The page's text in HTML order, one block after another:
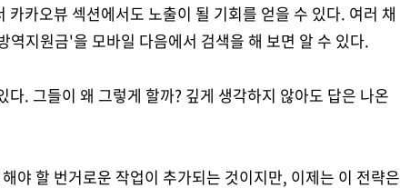
카오뷰 섹션에서도 노출이 될 기회를 얻을 수 있다. 여러 채
역지원금'을 모바일 다음에서 검색을 해 보면 알 수 있다.
. 그들이 왜 그렇게 할까? 깊게 생각하지 않아도 답은 나온
야 할 번거로운 작업이 추가되는 것이지만, 이제는 이 전략은